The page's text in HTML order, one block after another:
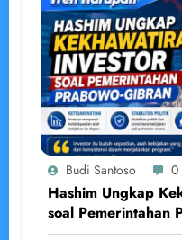
Budi Santoso 0
Hashim Ungkap
soal Pemerintahan